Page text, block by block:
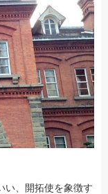
い、開拓使を象徴す